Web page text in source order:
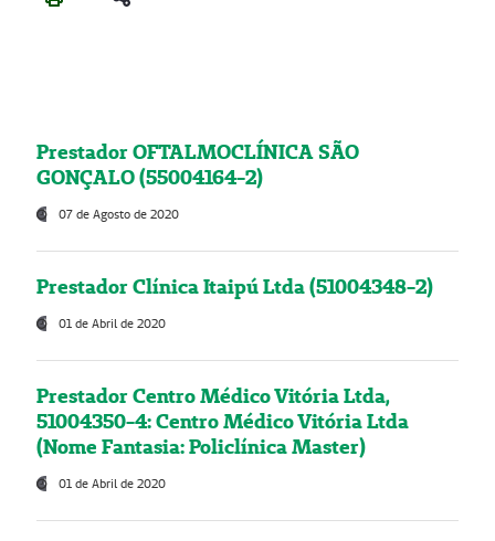
Prestador OFTALMOCLÍNICA SÃO
GONÇALO (55004164-2)
07 de Agosto de 2020
Prestador Clínica Itaipú Ltda (51004348-2)
01 de Abril de 2020
Prestador Centro Médico Vitória Ltda,
51004350-4: Centro Médico Vitória Ltda
(Nome Fantasia: Policlínica Master)
01 de Abril de 2020